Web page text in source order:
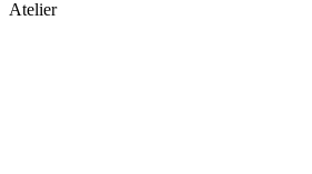
Atelier